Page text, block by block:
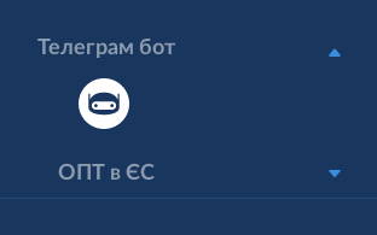
Телеграм бот
ОПТ в ЄС